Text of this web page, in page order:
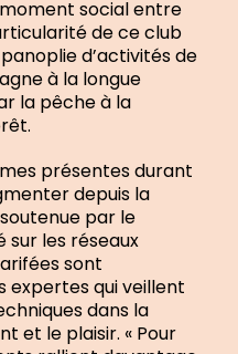
social entre
de ce club
d’activités de
à la longue
la pêche à la
présentes durant
depuis la
par le
les réseaux
sont
expertes qui veillent
dans la
et le plaisir. « Pour